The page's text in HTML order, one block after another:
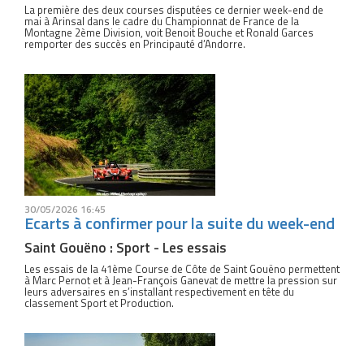
La première des deux courses disputées ce dernier week-end de
mai à Arinsal dans le cadre du Championnat de France de la
Montagne 2ème Division, voit Benoit Bouche et Ronald Garces
remporter des succès en Principauté d’Andorre.
30/05/2026 16:45
Ecarts à confirmer pour la suite du week-end
Saint Gouëno : Sport - Les essais
Les essais de la 41ème Course de Côte de Saint Gouëno permettent
à Marc Pernot et à Jean-François Ganevat de mettre la pression sur
leurs adversaires en s’installant respectivement en tête du
classement Sport et Production.